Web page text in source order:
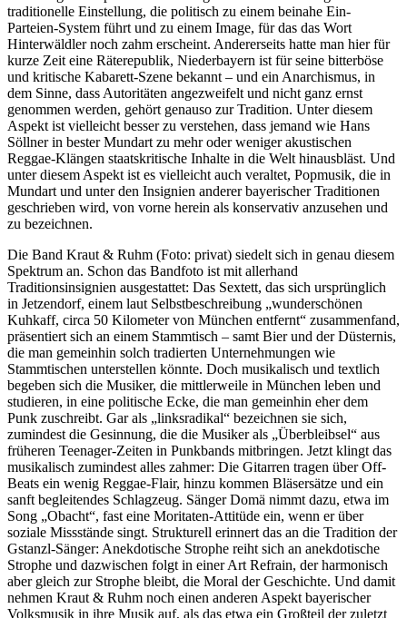
traditionelle Einstellung, die politisch zu einem beinahe Ein-
Parteien-System führt und zu einem Image, für das das Wort
Hinterwäldler noch zahm erscheint. Andererseits hatte man hier für
kurze Zeit eine Räterepublik, Niederbayern ist für seine bitterböse
und kritische Kabarett-Szene bekannt – und ein Anarchismus, in
dem Sinne, dass Autoritäten angezweifelt und nicht ganz ernst
genommen werden, gehört genauso zur Tradition. Unter diesem
Aspekt ist vielleicht besser zu verstehen, dass jemand wie Hans
Söllner in bester Mundart zu mehr oder weniger akustischen
Reggae-Klängen staatskritische Inhalte in die Welt hinausbläst. Und
unter diesem Aspekt ist es vielleicht auch veraltet, Popmusik, die in
Mundart und unter den Insignien anderer bayerischer Traditionen
geschrieben wird, von vorne herein als konservativ anzusehen und
zu bezeichnen.
Die Band Kraut & Ruhm (Foto: privat) siedelt sich in genau diesem
Spektrum an. Schon das Bandfoto ist mit allerhand
Traditionsinsignien ausgestattet: Das Sextett, das sich ursprünglich
in Jetzendorf, einem laut Selbstbeschreibung „wunderschönen
Kuhkaff, circa 50 Kilometer von München entfernt“ zusammenfand,
präsentiert sich an einem Stammtisch – samt Bier und der Düsternis,
die man gemeinhin solch tradierten Unternehmungen wie
Stammtischen unterstellen könnte. Doch musikalisch und textlich
begeben sich die Musiker, die mittlerweile in München leben und
studieren, in eine politische Ecke, die man gemeinhin eher dem
Punk zuschreibt. Gar als „linksradikal“ bezeichnen sie sich,
zumindest die Gesinnung, die die Musiker als „Überbleibsel“ aus
früheren Teenager-Zeiten in Punkbands mitbringen. Jetzt klingt das
musikalisch zumindest alles zahmer: Die Gitarren tragen über Off-
Beats ein wenig Reggae-Flair, hinzu kommen Bläsersätze und ein
sanft begleitendes Schlagzeug. Sänger Domä nimmt dazu, etwa im
Song „Obacht“, fast eine Moritaten-Attitüde ein, wenn er über
soziale Missstände singt. Strukturell erinnert das an die Tradition der
Gstanzl-Sänger: Anekdotische Strophe reiht sich an anekdotische
Strophe und dazwischen folgt in einer Art Refrain, der harmonisch
aber gleich zur Strophe bleibt, die Moral der Geschichte. Und damit
nehmen Kraut & Ruhm noch einen anderen Aspekt bayerischer
Volksmusik in ihre Musik auf, als das etwa ein Großteil der zuletzt